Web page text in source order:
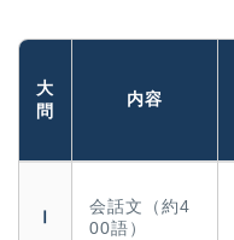
大
問
内容
Ⅰ
会話文（約4
00語）